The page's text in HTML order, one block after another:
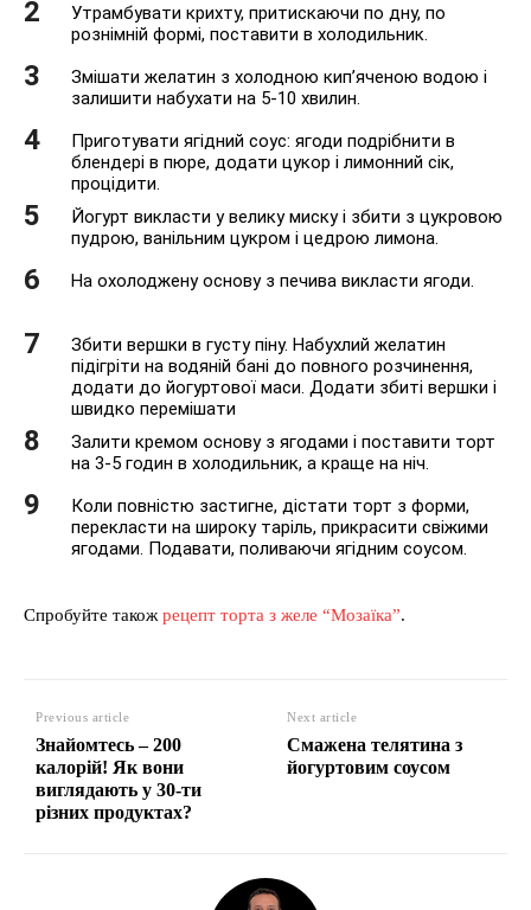
Утрамбувати крихту, притискаючи по дну, по
рознімній формі, поставити в холодильник.
Змішати желатин з холодною кип’яченою водою і
залишити набухати на 5-10 хвилин.
Приготувати ягідний соус: ягоди подрібнити в
блендері в пюре, додати цукор і лимонний сік,
процідити.
Йогурт викласти у велику миску і збити з цукровою
пудрою, ванільним цукром і цедрою лимона.
На охолоджену основу з печива викласти ягоди.
Збити вершки в густу піну. Набухлий желатин
підігріти на водяній бані до повного розчинення,
додати до йогуртової маси. Додати збиті вершки і
швидко перемішати
Залити кремом основу з ягодами і поставити торт
на 3-5 годин в холодильник, а краще на ніч.
Коли повністю застигне, дістати торт з форми,
перекласти на широку таріль, прикрасити свіжими
ягодами. Подавати, поливаючи ягідним соусом.
Спробуйте також рецепт торта з желе “Мозаїка”.
Previous article
Знайомтесь – 200
калорій! Як вони
виглядають у 30-ти
різних продуктах?
Next article
Смажена телятина з
йогуртовим соусом